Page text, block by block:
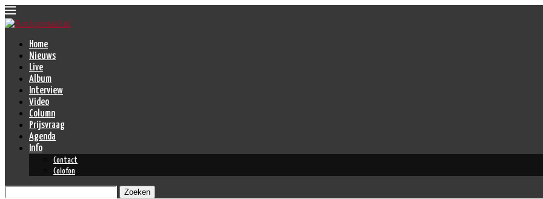
Home
Nieuws
Live
Album
Interview
Video
Column
Prijsvraag
Agenda
Info
Contact
Colofon
Zoeken